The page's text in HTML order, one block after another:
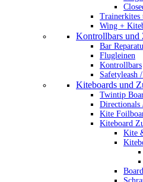
Trainerkites
Wing +
Kontrollbars und
Bar
Flugleinen
Kontrollbars
Safetyleash
Kiteboards und
Twintip
Directionals
Kite
Kiteboard
Kite